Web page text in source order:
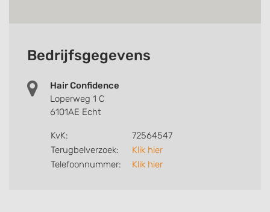
Bedrijfsgegevens
Hair Confidence
Loperweg 1 C
6101AE Echt
KvK:
72564547
Terugbelverzoek:
Klik hier
Telefoonnummer:
Klik hier